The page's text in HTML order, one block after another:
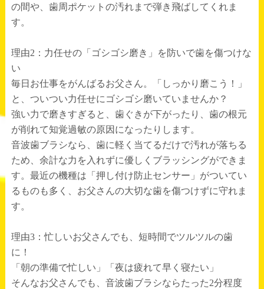
の間や、歯周ポケットの汚れまで弾き飛ばしてくれま
す。
理由2 ：力任せの「ゴシゴシ磨き」を防いで歯を傷つけな
い
毎日お仕事をがんばるお父さん。「しっかり磨こう！」
と、ついつい力任せにゴシゴシ磨いていませんか？
強い力で磨きすぎると、歯ぐきが下がったり、歯の根元
が削れて知覚過敏の原因になったりします。
音波歯ブラシなら、歯に軽く当てるだけで汚れが落ちる
ため、余計な力を入れずに優しくブラッシングができま
す。最近の機種は「押し付け防止センサー」がついてい
るものも多く、お父さんの大切な歯を傷つけずに守れま
す。
理由3：忙しいお父さんでも、短時間でツルツルの歯
に！
「朝の準備で忙しい」「夜は疲れて早く寝たい」
そんなお父さんでも、音波歯ブラシならたった2分程度